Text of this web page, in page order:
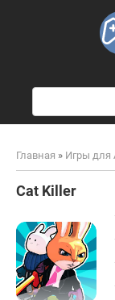
Главная » Игры для
Cat Killer